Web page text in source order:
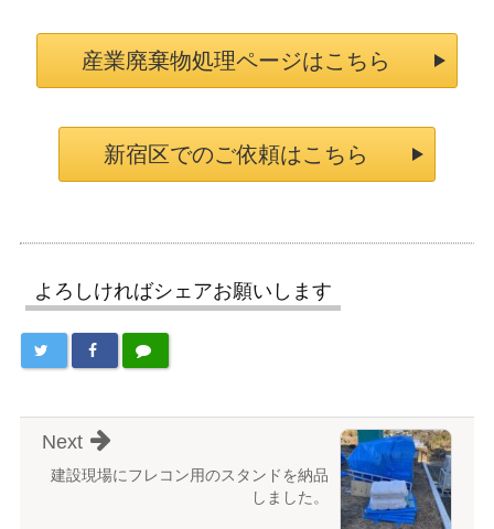
産業廃棄物処理ページはこちら
新宿区でのご依頼はこちら
よろしければシェアお願いします
建設現場にフレコン用のスタンドを納品
しました。
Next